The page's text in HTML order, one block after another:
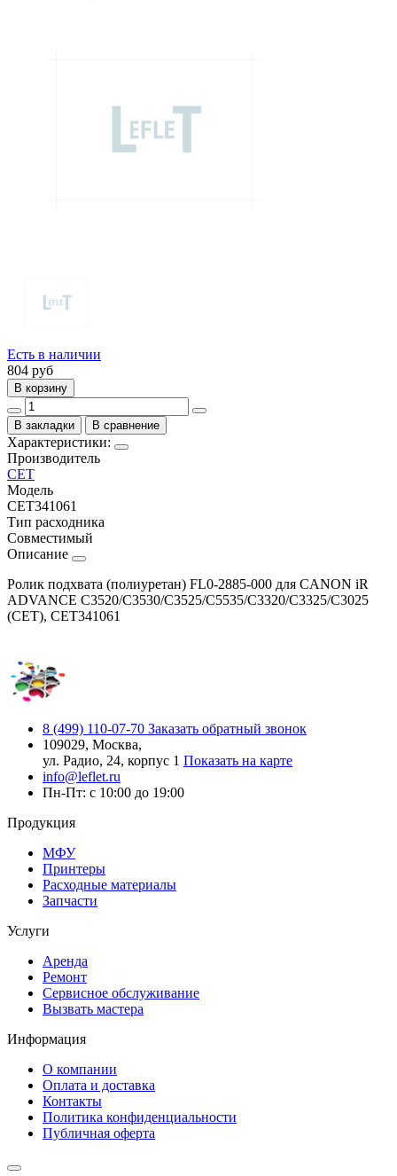
Есть в наличии
804 руб
В корзину
В закладки В сравнение
Характеристики:
Производитель
CET
Модель
CET341061
Тип расходника
Совместимый
Описание
Ролик подхвата (полиуретан) FL0-2885-000 для CANON iR
ADVANCE C3520/C3530/C3525/C5535/C3320/C3325/C3025
(CET), CET341061
8 (499) 110-07-70 Заказать обратный звонок
109029, Москва,
ул. Радио, 24, корпус 1 Показать на карте
info@leflet.ru
Пн-Пт: с 10:00 до 19:00
Продукция
МФУ
Принтеры
Расходные материалы
Запчасти
Услуги
Аренда
Ремонт
Сервисное обслуживание
Вызвать мастера
Информация
О компании
Оплата и доставка
Контакты
Политика конфиденциальности
Публичная оферта